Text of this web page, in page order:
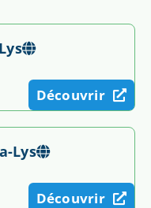
Découvrir
Lys
Découvrir